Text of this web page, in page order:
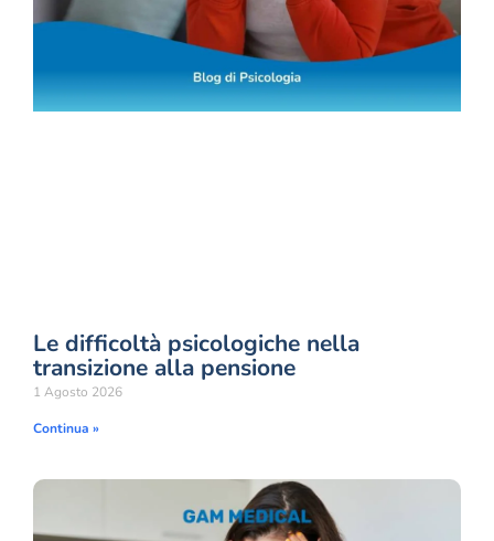
Le difficoltà psicologiche nella
transizione alla pensione
1 Agosto 2026
Continua »